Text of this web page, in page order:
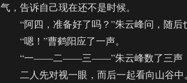
气，告诉自己现在还不是时候。
“阿四，准备好了吗？”朱云峰问，随后
“嗯！”曹鹤阳应了一声。
“一——二——三——”朱云峰数了三声，
二人先对视一眼，而后一起看向山谷中。